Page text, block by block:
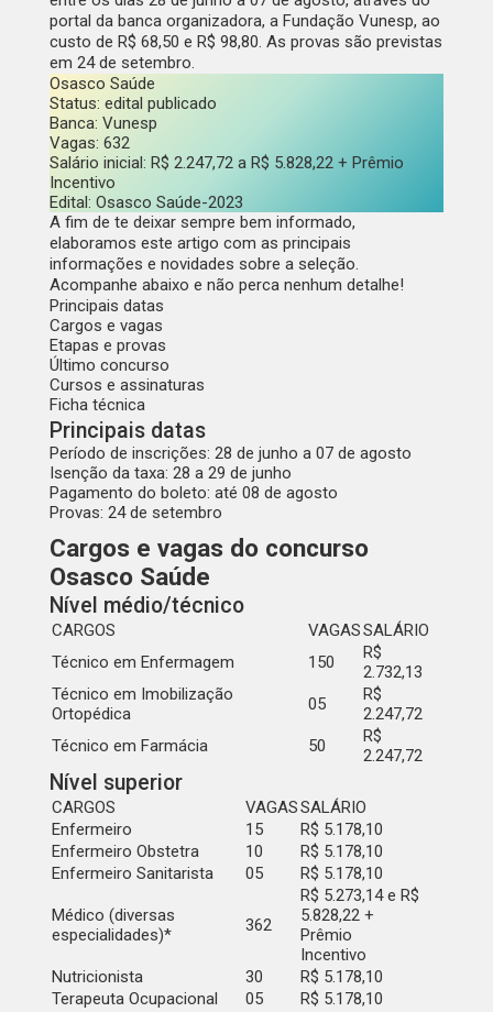
portal da banca organizadora, a Fundação Vunesp, ao
custo de R$ 68,50 e R$ 98,80. As provas são previstas
em 24 de setembro.
Osasco Saúde
Status: edital publicado
Banca: Vunesp
Vagas: 632
Salário inicial: R$ 2.247,72 a R$ 5.828,22 + Prêmio
Incentivo
Edital: Osasco Saúde-2023
A fim de te deixar sempre bem informado,
elaboramos este artigo com as principais
informações e novidades sobre a seleção.
Acompanhe abaixo e não perca nenhum detalhe!
Principais datas
Cargos e vagas
Etapas e provas
Último concurso
Cursos e assinaturas
Ficha técnica
Principais datas
Período de inscrições: 28 de junho a 07 de agosto
Isenção da taxa: 28 a 29 de junho
Pagamento do boleto: até 08 de agosto
Provas: 24 de setembro
Cargos e vagas do concurso
Osasco Saúde
Nível médio/técnico
CARGOS VAGASSALÁRIO
Técnico em Enfermagem
150
R$
2.732,13
Técnico em Imobilização
Ortopédica
05
R$
2.247,72
Técnico em Farmácia
50
R$
2.247,72
Nível superior
CARGOS VAGASSALÁRIO
Enfermeiro
15
R$ 5.178,10
Enfermeiro Obstetra
10
R$ 5.178,10
Enfermeiro Sanitarista
05 R$ 5.178,10
Médico (diversas
especialidades)*
362
R$ 5.273,14 e R$
5.828,22 +
Prêmio
Incentivo
Nutricionista
30
R$ 5.178,10
Terapeuta Ocupacional
05 R$ 5.178,10